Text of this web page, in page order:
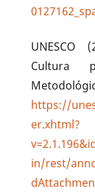
UNESCO
Cultura
https://
er.xhtml?
in/rest/